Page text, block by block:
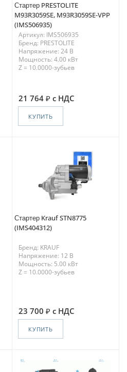
Стартер PRESTOLITE
M93R3059SE, M93R3059SE-VPP
(IMS506935)
Артикул: IMS506935
Бренд: PRESTOLITE
Напряжение: 24 В
Мощность: 4.00 кВт
Z = 10.0000-зубьев
21 764 с НДС
КУПИТЬ
Стартер Krauf STN8775
(IMS404312)
Бренд: KRAUF
Напряжение: 12 В
Мощность: 5.00 кВт
Z = 10.0000-зубьев
23 700 с НДС
КУПИТЬ